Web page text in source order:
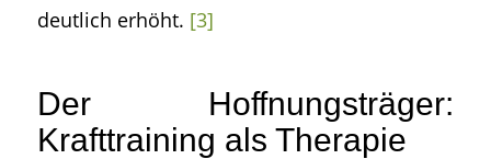
deutlich erhöht. [3]
Der Hoffnungsträger:
Krafttraining als Therapie